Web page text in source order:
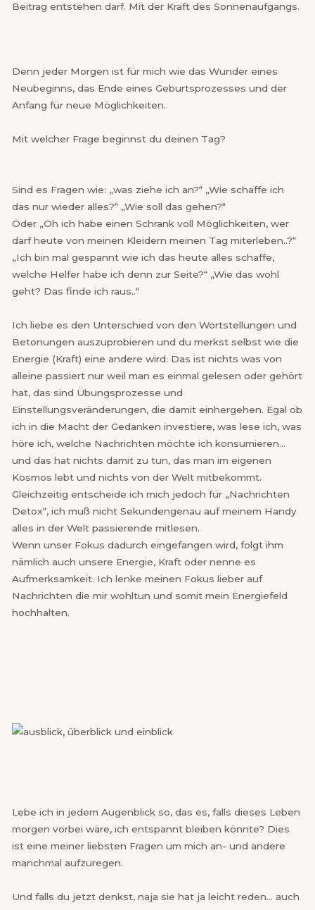
Beitrag entstehen darf. Mit der Kraft des Sonnenaufgangs.
Denn jeder Morgen ist für mich wie das Wunder eines
Neubeginns, das Ende eines Geburtsprozesses und der
Anfang für neue Möglichkeiten.
Mit welcher Frage beginnst du deinen Tag?
Sind es Fragen wie: „was ziehe ich an?“ „Wie schaffe ich
das nur wieder alles?“ „Wie soll das gehen?“
Oder „Oh ich habe einen Schrank voll Möglichkeiten, wer
darf heute von meinen Kleidern meinen Tag miterleben..?“
„Ich bin mal gespannt wie ich das heute alles schaffe,
welche Helfer habe ich denn zur Seite?“ „Wie das wohl
geht? Das finde ich raus..“
Ich liebe es den Unterschied von den Wortstellungen und
Betonungen auszuprobieren und du merkst selbst wie die
Energie (Kraft) eine andere wird. Das ist nichts was von
alleine passiert nur weil man es einmal gelesen oder gehört
hat, das sind Übungsprozesse und
Einstellungsveränderungen, die damit einhergehen. Egal ob
ich in die Macht der Gedanken investiere, was lese ich, was
höre ich, welche Nachrichten möchte ich konsumieren…
und das hat nichts damit zu tun, das man im eigenen
Kosmos lebt und nichts von der Welt mitbekommt.
Gleichzeitig entscheide ich mich jedoch für „Nachrichten
Detox“, ich muß nicht Sekundengenau auf meinem Handy
alles in der Welt passierende mitlesen.
Wenn unser Fokus dadurch eingefangen wird, folgt ihm
nämlich auch unsere Energie, Kraft oder nenne es
Aufmerksamkeit. Ich lenke meinen Fokus lieber auf
Nachrichten die mir wohltun und somit mein Energiefeld
hochhalten.
Lebe ich in jedem Augenblick so, das es, falls dieses Leben
morgen vorbei wäre, ich entspannt bleiben könnte? Dies
ist eine meiner liebsten Fragen um mich an- und andere
manchmal aufzuregen.
Und falls du jetzt denkst, naja sie hat ja leicht reden… auch